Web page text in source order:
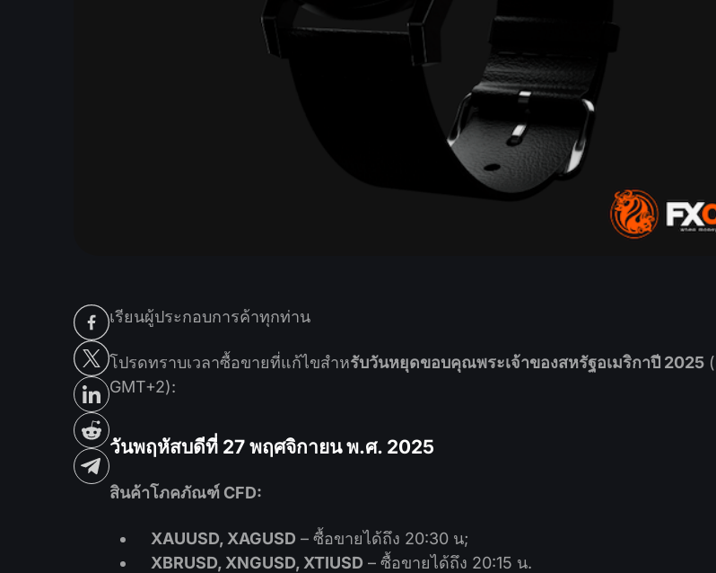
เรียนผู้ประกอบการค้าทุกท่าน
โปรดทราบเวลาซื้อขายที่แก้ไขสำหรับวันหยุดขอบคุณพระเจ้าของสหรัฐอเมริกาปี 2025
GMT+2):
วันพฤหัสบดีที่ 27 พฤศจิกายน พ.ศ. 2025
สินค้าโภคภัณฑ์ CFD:
XAUUSD, XAGUSD – ซื้อขายได้ถึง 20:30 น;
XBRUSD, XNGUSD, XTIUSD – ซื้อขายได้ถึง 20:15 น.